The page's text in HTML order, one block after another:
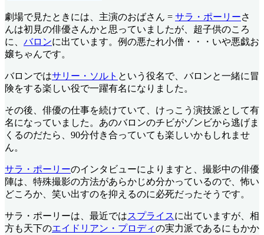
劇場で見たときには、主演のおばさん = サラ・ポーリーさ
んは初見の俳優さんかと思っていましたが、超子供のころ
に、 バロンに出ています。例の悪たれ小僧・・・いや悪戯お
嬢ちゃんです。
バロンではサリー・ソルト という役名で、バロンと一緒に冒
険をする楽しい役で一躍有名になりました。
その後、俳優の仕事を続けていて、けっこう演技派として有
名になっていました。あのバロンのチビがゾンビから逃げま
くるのだたら、90分付き合っていても楽しいかもしれませ
ん。
サラ・ポーリーのインタビューによりますと、撮影中の俳優
陣は、特殊撮影の方法があらかじめ分かっているので、怖い
どころか、笑い出すのを抑えるのに必死だったそうです。
サラ・ポーリーは、最近ではスプライスに出ていますが、相
方も天下のエイドリアン・プロディの実力派であるにもかか